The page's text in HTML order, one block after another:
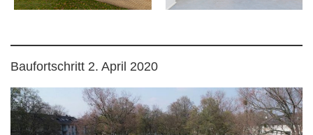
Baufortschritt 2. April 2020